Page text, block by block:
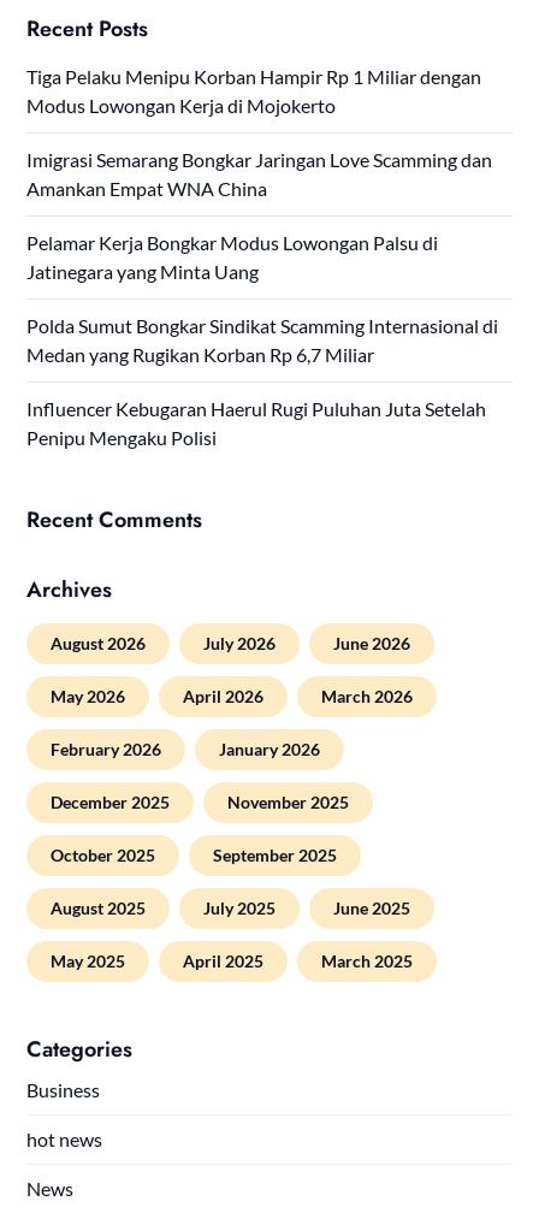
Recent Posts
Tiga Pelaku Menipu Korban Hampir Rp 1 Miliar dengan
Modus Lowongan Kerja di Mojokerto
Imigrasi Semarang Bongkar Jaringan Love Scamming dan
Amankan Empat WNA China
Pelamar Kerja Bongkar Modus Lowongan Palsu di
Jatinegara yang Minta Uang
Polda Sumut Bongkar Sindikat Scamming Internasional di
Medan yang Rugikan Korban Rp 6,7 Miliar
Influencer Kebugaran Haerul Rugi Puluhan Juta Setelah
Penipu Mengaku Polisi
Recent Comments
Archives
August 2026 July 2026 June 2026
May 2026 April 2026 March 2026
February 2026 January 2026
December 2025 November 2025
October 2025 September 2025
August 2025 July 2025 June 2025
May 2025 April 2025 March 2025
Categories
Business
hot news
News